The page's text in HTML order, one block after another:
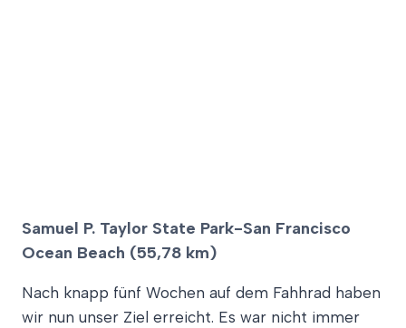
Samuel P. Taylor State Park-San Francisco
Ocean Beach (55,78 km)
Nach knapp fünf Wochen auf dem Fahhrad haben
wir nun unser Ziel erreicht. Es war nicht immer